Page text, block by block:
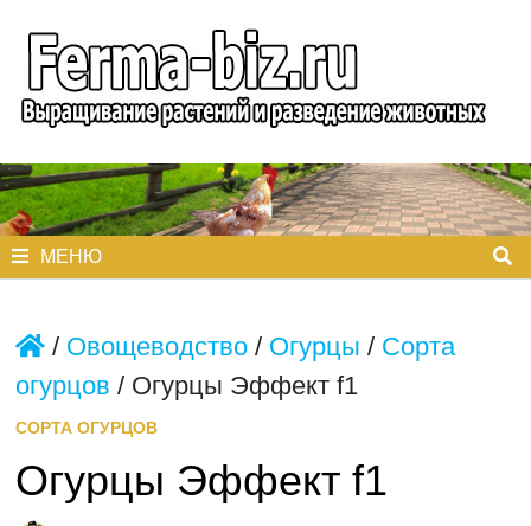
содержимому
МЕНЮ
/ Овощеводство/ Огурцы / Сорта
огурцов / Огурцы Эффект f1
СОРТА ОГУРЦОВ
Огурцы Эффект f1